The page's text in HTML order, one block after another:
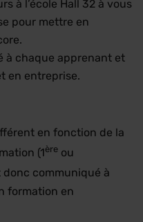
à l’école Hall 32 à vous
pour mettre en
à chaque apprenant et
en entreprise.
en fonction de la
(1ère ou
donc communiqué à
formation en